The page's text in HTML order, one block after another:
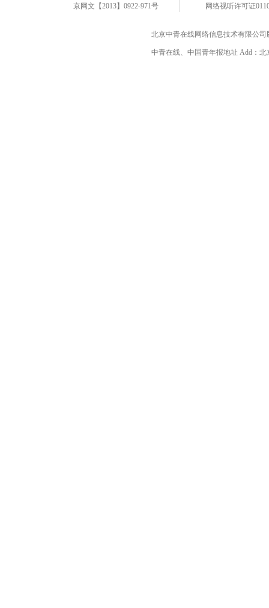
京网文【2013】0922-971号 网络视听许可证
北京中青在线网络信息技术有限公
中青在线、中国青年报地址 Add：北